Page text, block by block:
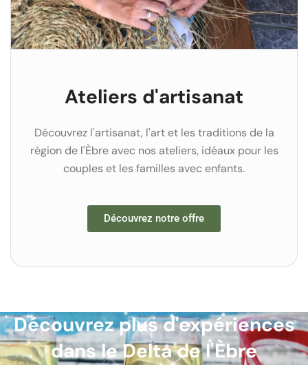
Ateliers d'artisanat
Découvrez l'artisanat, l'art et les traditions de la
région de l'Èbre avec nos ateliers, idéaux pour les
couples et les familles avec enfants.
Découvrez notre offre
Découvrez plus d'expériences
dans le Delta de l'Èbre